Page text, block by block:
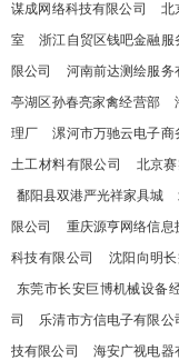
谋成网络科技有限公司
北
室
浙江自贸区钱吧金融服
限公司
河南前达测绘服务
亭湖区孙春亮家禽经营部
理厂
漯河市万驰云电子商
土工材料有限公司
北京
鄱阳县双港严光祥家具城
限公司
重庆源亨网络信息
科技有限公司
沈阳向明
东莞市长安巨博机械设备
司
乐清市方信电子有限公
技有限公司
海安广视电器